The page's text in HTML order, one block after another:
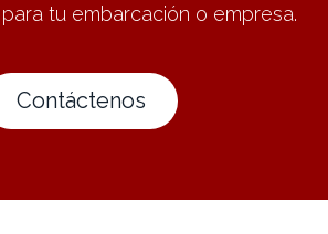
tu embarcación o empresa.
Contácteno​​​​s